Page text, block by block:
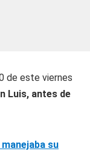
de este viernes
Luis, antes de
su